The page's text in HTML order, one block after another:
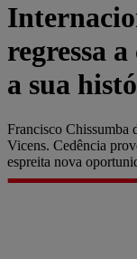
regressa
a sua
Francisco Chissumba
Vicens. Cedência
espreita nova